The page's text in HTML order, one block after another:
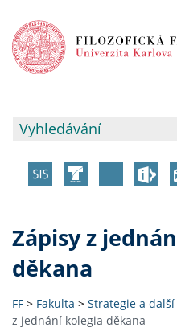
Zápisy z
děkana
FF > Fakulta > Strategie a
z jednání kolegia děkana